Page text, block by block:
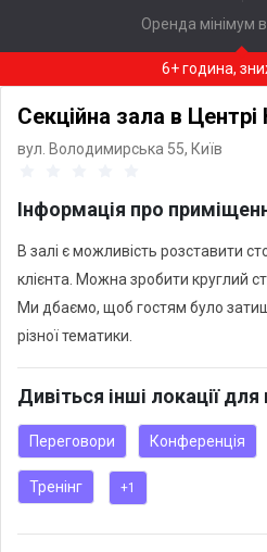
Оренда мінімум
6+ година,
Секційна зала в Центрі
вул. Володимирська 55, Київ
Інформація про
В залі є можливість розставити
клієнта. Можна зробити круглий
Ми дбаємо, щоб гостям було
різної тематики.
Дивіться інші локації
Переговори Конференція
Тренінг +1